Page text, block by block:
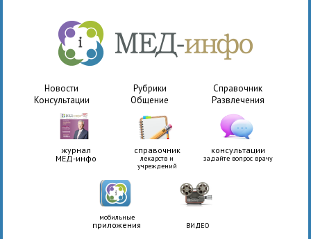
Новости Рубрики
Справочник
Консультации
Общение Развлечения
журнал
МЕД-инфо
справочник
лекарств и
учреждений
консультации
задайте вопрос врачу
мобильные
приложения ВИДЕО